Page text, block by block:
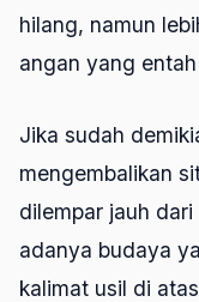
hilang, namun
angan yang
Jika sudah
mengembalikan
dilempar jauh
adanya budaya
kalimat usil di